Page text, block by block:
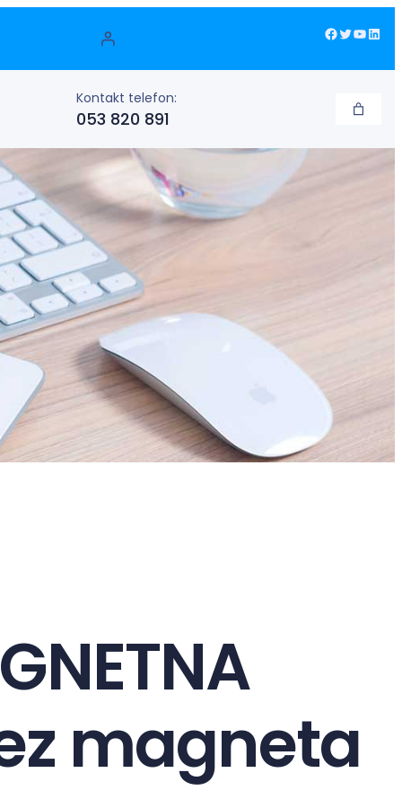
Facebook Twitter YouTube LinkedIn
Kontakt telefon:
053 820 891
magneta